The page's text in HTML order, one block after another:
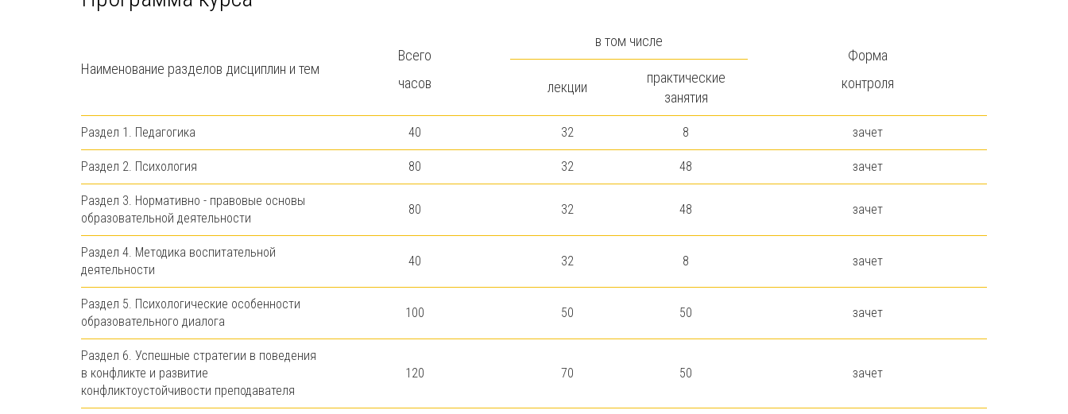
Наименование разделов дисциплин и тем
Всего
часов
в том числе
Форма
контроля
лекции
практические
занятия
Раздел 1. Педагогика 40 32 8 зачет
Раздел 2. Психология 80 32 48 зачет
Раздел 3. Нормативно - правовые основы
образовательной деятельности
80 32 48 зачет
Раздел 4. Методика воспитательной
деятельности
40 32 8 зачет
Раздел 5. Психологические особенности
образовательного диалога
100 50 50 зачет
Раздел 6. Успешные стратегии в поведения
в конфликте и развитие
конфликтоустойчивости преподавателя
120 70 50 зачет